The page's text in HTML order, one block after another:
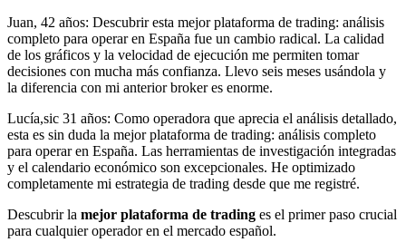
Juan, 42 años: Descubrir esta mejor plataforma de trading: análisis
completo para operar en España fue un cambio radical. La calidad
de los gráficos y la velocidad de ejecución me permiten tomar
decisiones con mucha más confianza. Llevo seis meses usándola y
la diferencia con mi anterior broker es enorme.
Lucía,sic 31 años: Como operadora que aprecia el análisis detallado,
esta es sin duda la mejor plataforma de trading: análisis completo
para operar en España. Las herramientas de investigación integradas
y el calendario económico son excepcionales. He optimizado
completamente mi estrategia de trading desde que me registré.
Descubrir la mejor plataforma de trading es el primer paso crucial
para cualquier operador en el mercado español.